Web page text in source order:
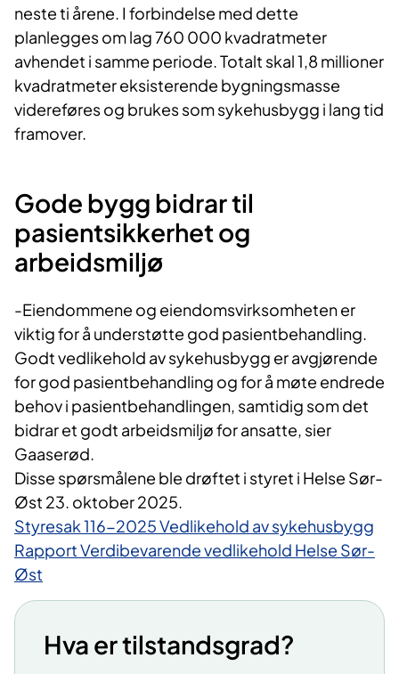
neste ti årene. I forbindelse med dette
planlegges om lag 760 000 kvadratmeter
avhendet i samme periode. Totalt skal 1,8 millioner
kvadratmeter eksisterende bygningsmasse
videreføres og brukes som sykehusbygg i lang tid
framover.
Gode bygg bidrar til
pasientsikkerhet og
arbeidsmiljø
-Eiendommene og eiendomsvirksomheten er
viktig for å understøtte god pasientbehandling.
Godt vedlikehold av sykehusbygg er avgjørende
for god pasientbehandling og for å møte endrede
behov i pasientbehandlingen, samtidig som det
bidrar et godt arbeidsmiljø for ansatte, sier
Gaaserød.
Disse spørsmålene ble drøftet i styret i Helse Sør-
Øst 23. oktober 2025.
Styresak 116-2025 Vedlikehold av sykehusbygg
Rapport Verdibevarende vedlikehold Helse Sør-
Øst
Hva er tilstandsgrad?